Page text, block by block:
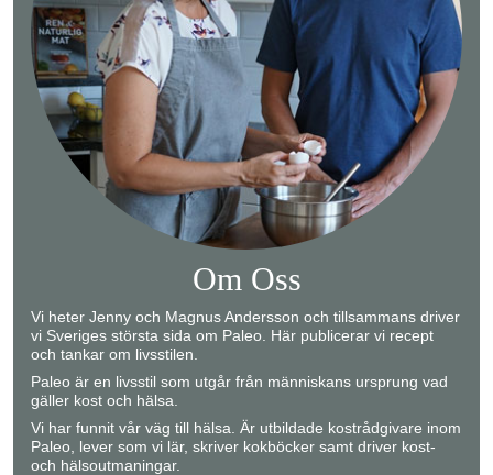
Om Oss
Vi heter Jenny och Magnus Andersson och tillsammans driver
vi Sveriges största sida om Paleo. Här publicerar vi recept
och tankar om livsstilen.
Paleo är en livsstil som utgår från människans ursprung vad
gäller kost och hälsa.
Vi har funnit vår väg till hälsa. Är utbildade kostrådgivare inom
Paleo, lever som vi lär, skriver kokböcker samt driver kost-
och hälsoutmaningar.